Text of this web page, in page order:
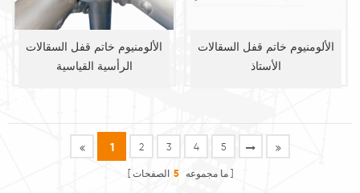
الألومنيوم خاتم قفل السقالات
الرأسية القياسية
الألومنيوم خاتم قفل السقالات
الأستاذ
1 2 3 4 5
ما مجموعه 5 الصفحات